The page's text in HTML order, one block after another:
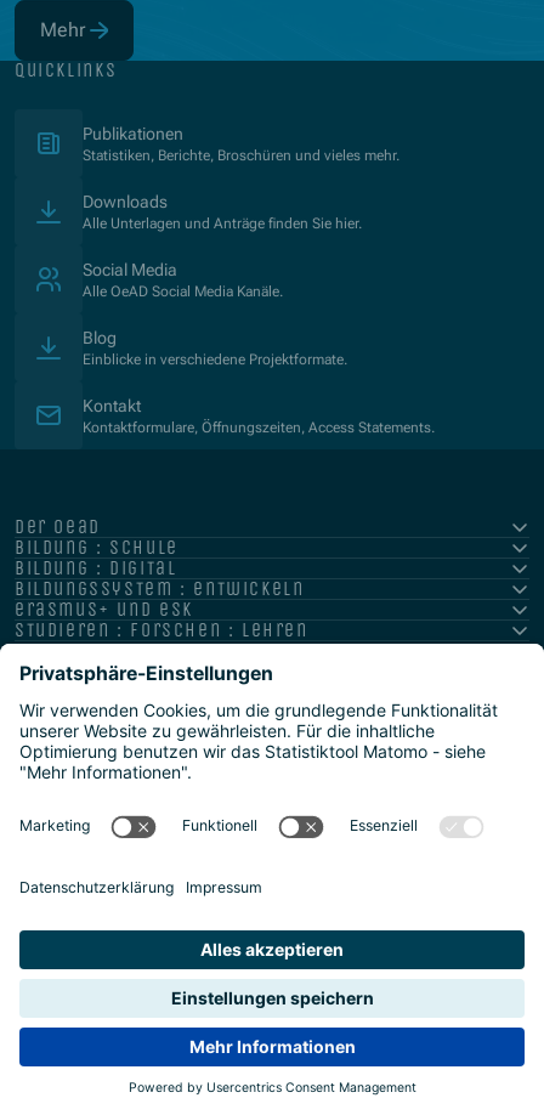
Mehr
(Öffnet in neuem Fenster)
quicklinks
Publikationen
Statistiken, Berichte, Broschüren und vieles mehr.
Downloads
Alle Unterlagen und Anträge finden Sie hier.
Social Media
Alle OeAD Social Media Kanäle.
Blog
Einblicke in verschiedene Projektformate.
Kontakt
Kontaktformulare, Öffnungszeiten, Access Statements.
der oead
bildung : schule
bildung : digital
bildungssystem : entwickeln
erasmus+ und esk
studieren : forschen : lehren
hochschule : strategie : international
2026 | Agentur für Bildung und Internationalisierung
Datenschutz
Sitemap